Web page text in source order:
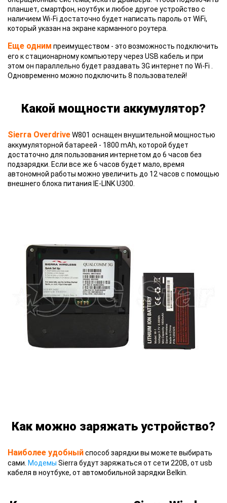
планшет, смартфон, ноутбук и любое другое устройство с
наличием Wi-Fi достаточно будет написать пароль от WiFi,
который указан на экране карманного роутера.
Еще одним преимуществом - это возможность подключить
его к стационарному компьютеру через USB кабель и при
этом он параллельно будет раздавать 3G интернет по Wi-Fi .
Одновременно можно подключить 8 пользователей!
Какой мощности аккумулятор?
Sierra OverdriveW801 оснащен внушительной мощностью
аккумуляторной батареей - 1800 mAh, которой будет
достаточно для пользования интернетом до 6 часов без
подзарядки. Если все же 6 часов будет мало, время
автономной работы можно увеличить до 12 часов с помощью
внешнего блока питания IE-LINK U300.
Как можно заряжать устройство?
Наиболее удобныйспособ зарядки вы можете выбирать
сами. Модемы Sierra будут заряжаться от сети 220В, от usb
кабеля в ноутбуке, от автомобильной зарядки Belkin.